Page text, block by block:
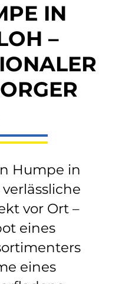
IN
–
Humpe in
vor Ort –
eines
eines